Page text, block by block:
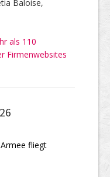
Baloise,
als 110
Firmenwebsites
fliegt